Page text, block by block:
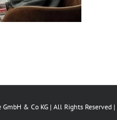
& Co KG | All Rights Reserved |